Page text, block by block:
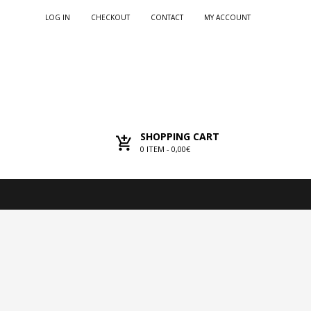
MY ACCOUNT
CONTACT
CHECKOUT
LOG IN
SHOPPING CART
0 ITEM - 0,00€